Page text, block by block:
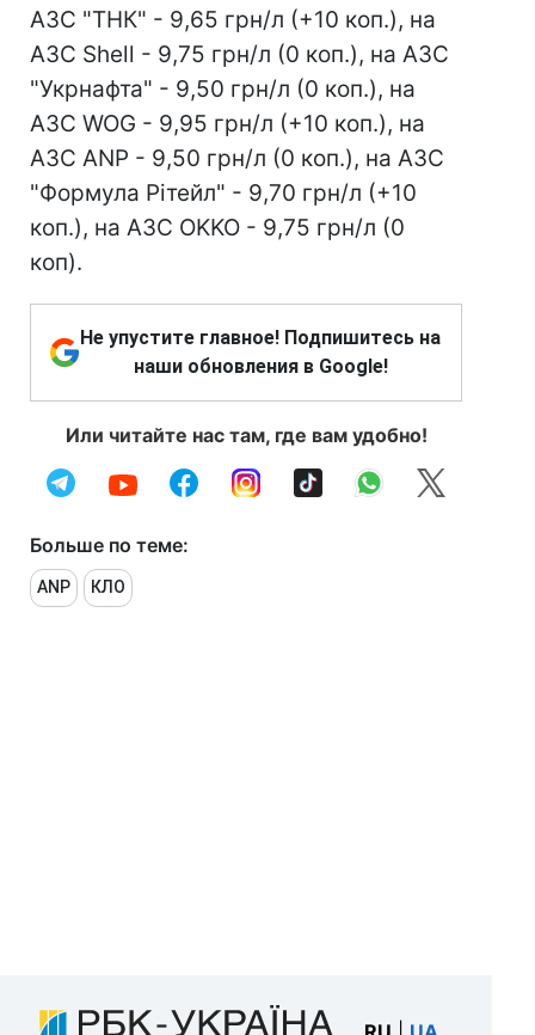
АЗС "ТНК" - 9,65 грн/л (+10 коп.), на
АЗС Shell - 9,75 грн/л (0 коп.), на АЗС
"Укрнафта" - 9,50 грн/л (0 коп.), на
АЗС WOG - 9,95 грн/л (+10 коп.), на
АЗС ANP - 9,50 грн/л (0 коп.), на АЗС
"Формула Рітейл" - 9,70 грн/л (+10
коп.), на АЗС OKKO - 9,75 грн/л (0
коп).
Не упустите главное! Подпишитесь на
наши обновления в Google!
Или читайте нас там, где вам удобно!
Больше по теме:
ANP КЛО